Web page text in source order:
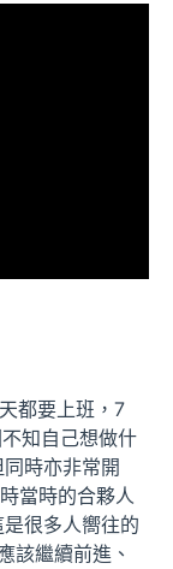
都要上班，7
知自己想做什
時亦非常開
當時的合夥人
很多人嚮往的
該繼續前進、